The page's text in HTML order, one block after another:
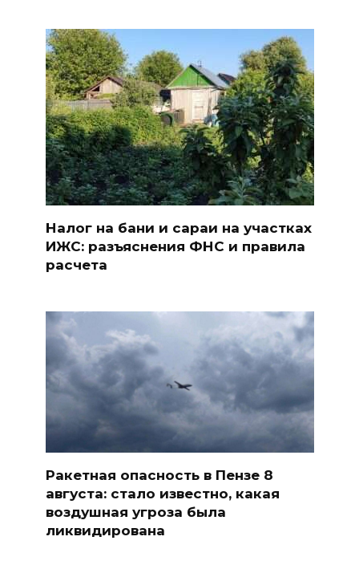
Налог на бани и сараи на участках
ИЖС: разъяснения ФНС и правила
расчета
Ракетная опасность в Пензе 8
августа: стало известно, какая
воздушная угроза была
ликвидирована